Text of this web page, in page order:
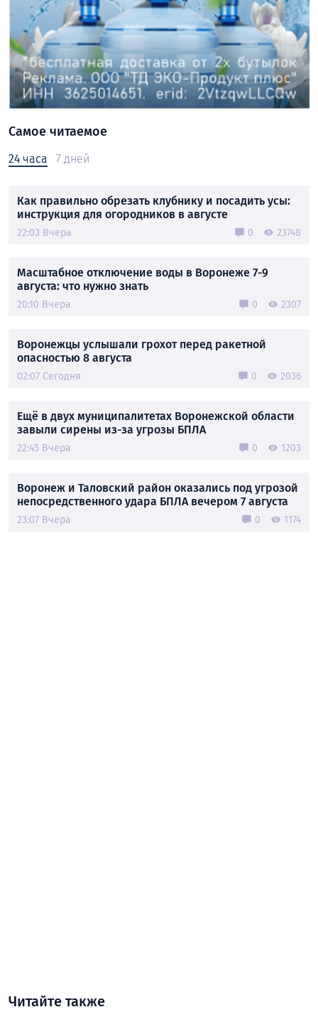
Самое читаемое
24 часа 7 дней
Как правильно обрезать клубнику и посадить усы:
инструкция для огородников в августе
22:03 Вчера 0 23748
Масштабное отключение воды в Воронеже 7-9
августа: что нужно знать
20:10 Вчера 0 2307
Воронежцы услышали грохот перед ракетной
опасностью 8 августа
02:07 Сегодня 0 2036
Ещё в двух муниципалитетах Воронежской области
завыли сирены из-за угрозы БПЛА
22:45 Вчера 0 1203
Воронеж и Таловский район оказались под угрозой
непосредственного удара БПЛА вечером 7 августа
23:07 Вчера 0 1174
Читайте также